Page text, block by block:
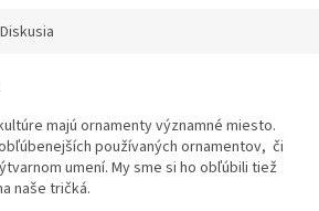
Diskusia
majú ornamenty významné miesto.
používaných ornamentov, či
umení. My sme si ho obľúbili tiež
naše tričká.